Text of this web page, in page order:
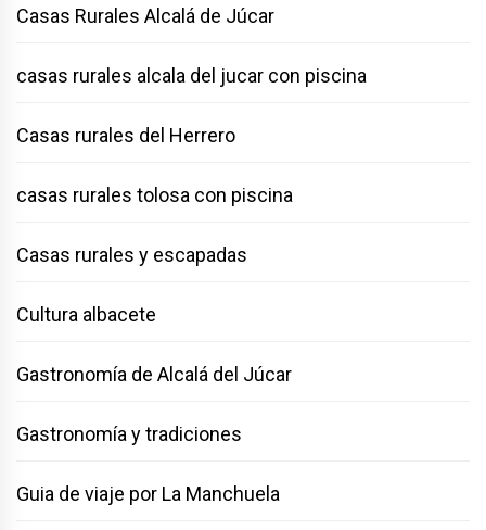
Casas Rurales Alcalá de Júcar
casas rurales alcala del jucar con piscina
Casas rurales del Herrero
casas rurales tolosa con piscina
Casas rurales y escapadas
Cultura albacete
Gastronomía de Alcalá del Júcar
Gastronomía y tradiciones
Guia de viaje por La Manchuela